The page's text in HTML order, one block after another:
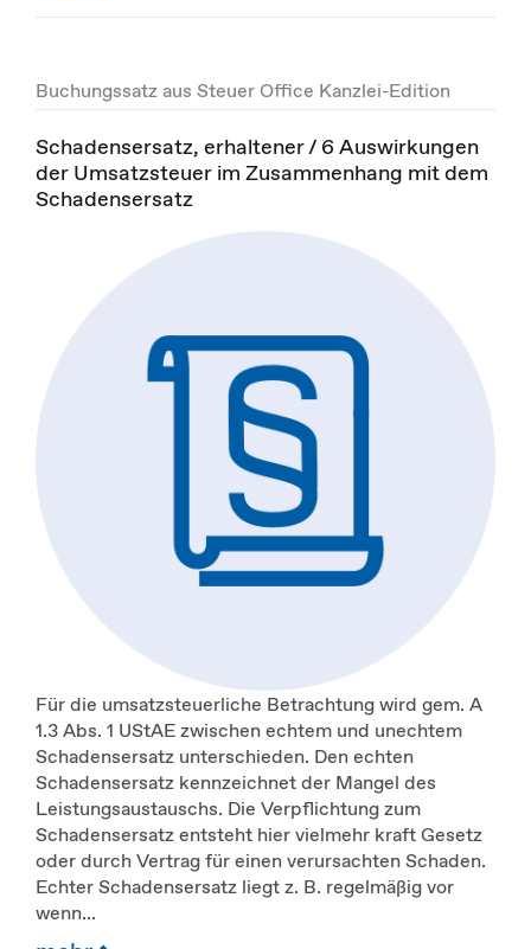
Buchungssatz aus Steuer Office Kanzlei-Edition
Schadensersatz, erhaltener / 6 Auswirkungen
der Umsatzsteuer im Zusammenhang mit dem
Schadensersatz
Für die umsatzsteuerliche Betrachtung wird gem. A
1.3 Abs. 1 UStAE zwischen echtem und unechtem
Schadensersatz unterschieden. Den echten
Schadensersatz kennzeichnet der Mangel des
Leistungsaustauschs. Die Verpflichtung zum
Schadensersatz entsteht hier vielmehr kraft Gesetz
oder durch Vertrag für einen verursachten Schaden.
Echter Schadensersatz liegt z. B. regelmäßig vor
wenn...